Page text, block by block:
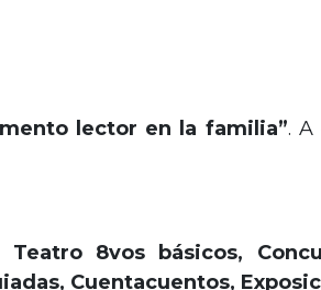
lector en la familia”. A
8vos básicos,
Cuentacuentos,